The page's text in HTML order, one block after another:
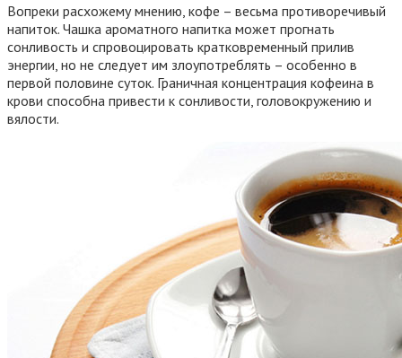
Вопреки расхожему мнению, кофе – весьма противоречивый
напиток. Чашка ароматного напитка может прогнать
сонливость и спровоцировать кратковременный прилив
энергии, но не следует им злоупотреблять – особенно в
первой половине суток. Граничная концентрация кофеина в
крови способна привести к сонливости, головокружению и
вялости.